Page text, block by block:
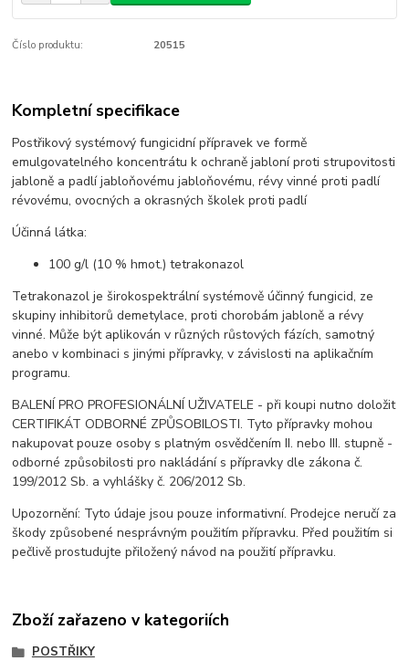
Číslo produktu: 20515
Kompletní specifikace
Postřikový systémový fungicidní přípravek ve formě
emulgovatelného koncentrátu k ochraně jabloní proti strupovitosti
jabloně a padlí jabloňovému jabloňovému, révy vinné proti padlí
révovému, ovocných a okrasných školek proti padlí
Účinná látka:
100 g/l (10 % hmot.) tetrakonazol
Tetrakonazol je širokospektrální systémově účinný fungicid, ze
skupiny inhibitorů demetylace, proti chorobám jabloně a révy
vinné. Může být aplikován v různých růstových fázích, samotný
anebo v kombinaci s jinými přípravky, v závislosti na aplikačním
programu.
BALENÍ PRO PROFESIONÁLNÍ UŽIVATELE - při koupi nutno doložit
CERTIFIKÁT ODBORNÉ ZPŮSOBILOSTI. Tyto přípravky mohou
nakupovat pouze osoby s platným osvědčením II. nebo III. stupně -
odborné způsobilosti pro nakládání s přípravky dle zákona č.
199/2012 Sb. a vyhlášky č. 206/2012 Sb.
Upozornění: Tyto údaje jsou pouze informativní. Prodejce neručí za
škody způsobené nesprávným použitím přípravku. Před použitím si
pečlivě prostudujte přiložený návod na použití přípravku.
Zboží zařazeno v kategoriích
POSTŘIKY